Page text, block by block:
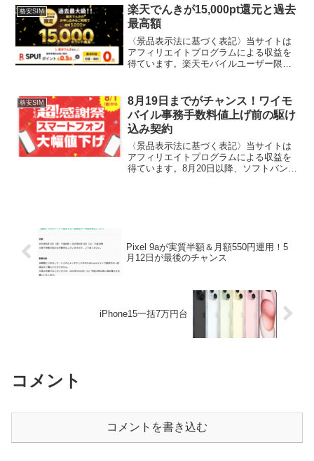
ーセールで、iPhone16e・iPhone16...
格安SIM
楽天でんきが15,000pt還元と過去
最高額
〈景品表示法に基づく表記〉当サイトは
アフィリエイトプログラムによる収益を
得ています。楽天モバイルユーザー限定
格安SIM
8月19日までがチャンス！ワイモ
バイル事務手数料値上げ前の駆け
込み契約
〈景品表示法に基づく表記〉当サイトは
アフィリエイトプログラムによる収益を
得ています。8月20日以降、ソフトバン
Pixel 9aが実質半額＆月額550円運用！5
月12日が最後のチャンス
iPhone15一括7万円台
コメント
コメントを書き込む